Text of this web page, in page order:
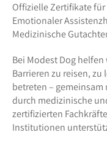
Offizielle Zertifikate
Emotionaler
Medizinische
Bei Modest Dog
Barrieren zu reisen,
betreten – gemeinsam
durch medizinische
zertifizierten
Institutionen